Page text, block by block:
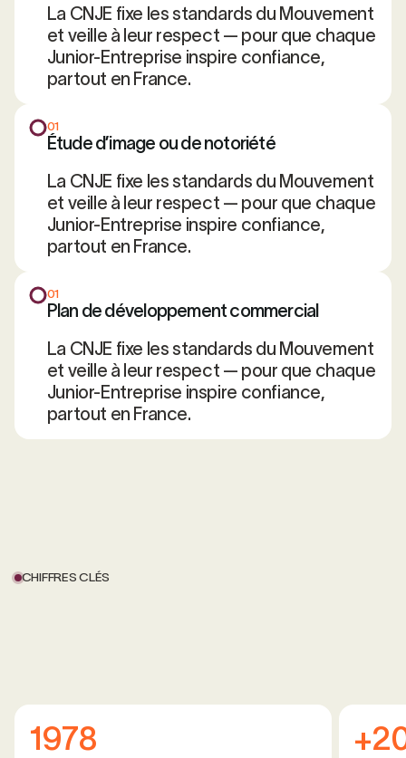
La CNJE fixe les standards du Mouvement
et veille à leur respect — pour que chaque
Junior-Entreprise inspire confiance,
partout en France.
01
Étude d’image ou de notoriété
La CNJE fixe les standards du Mouvement
et veille à leur respect — pour que chaque
Junior-Entreprise inspire confiance,
partout en France.
01
Plan de développement commercial
La CNJE fixe les standards du Mouvement
et veille à leur respect — pour que chaque
Junior-Entreprise inspire confiance,
partout en France.
CHIFFRES CLÉS
1978